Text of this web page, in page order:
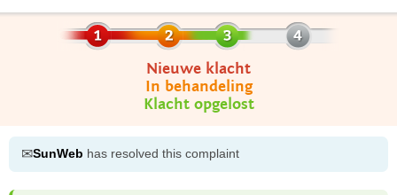
Nieuwe klacht
In behandeling
Klacht opgelost
✉SunWeb has resolved this complaint